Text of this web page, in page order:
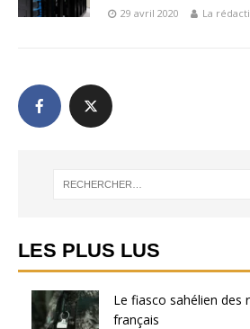
29 avril 2020 La
LES PLUS LUS
Le fiasco sahélien des
français